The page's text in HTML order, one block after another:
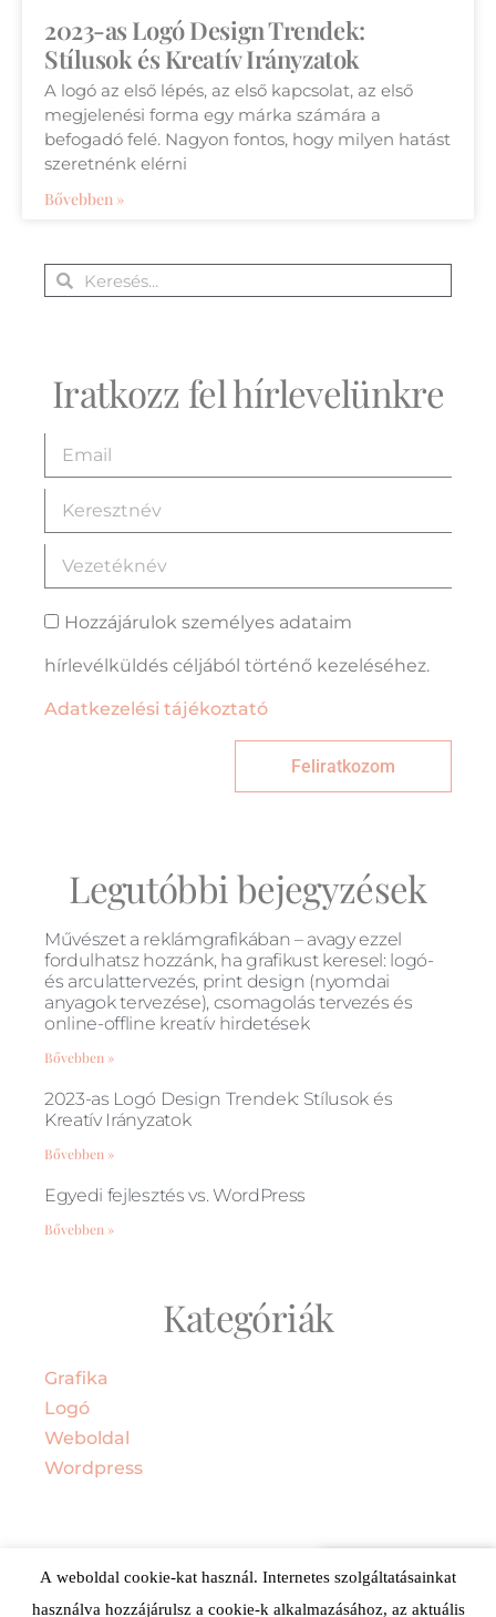
2023-as Logó Design Trendek:
Stílusok és Kreatív Irányzatok
A logó az első lépés, az első kapcsolat, az első
megjelenési forma egy márka számára a
befogadó felé. Nagyon fontos, hogy milyen hatást
szeretnénk elérni
Bővebben »
Iratkozz fel hírlevelünkre
Hozzájárulok személyes adataim
hírlevélküldés céljából történő kezeléséhez.
Adatkezelési tájékoztató
Feliratkozom
Legutóbbi bejegyzések
Művészet a reklámgrafikában – avagy ezzel
fordulhatsz hozzánk, ha grafikust keresel: logó-
és arculattervezés, print design (nyomdai
anyagok tervezése), csomagolás tervezés és
online-offline kreatív hirdetések
Bővebben »
2023-as Logó Design Trendek: Stílusok és
Kreatív Irányzatok
Bővebben »
Egyedi fejlesztés vs. WordPress
Bővebben »
Kategóriák
Grafika
Logó
Weboldal
Wordpress
Vedd fel velünk
a kapcsolatot!
A weboldal cookie-kat használ. Internetes szolgáltatásainkat
használva hozzájárulsz a cookie-k alkalmazásához, az aktuális